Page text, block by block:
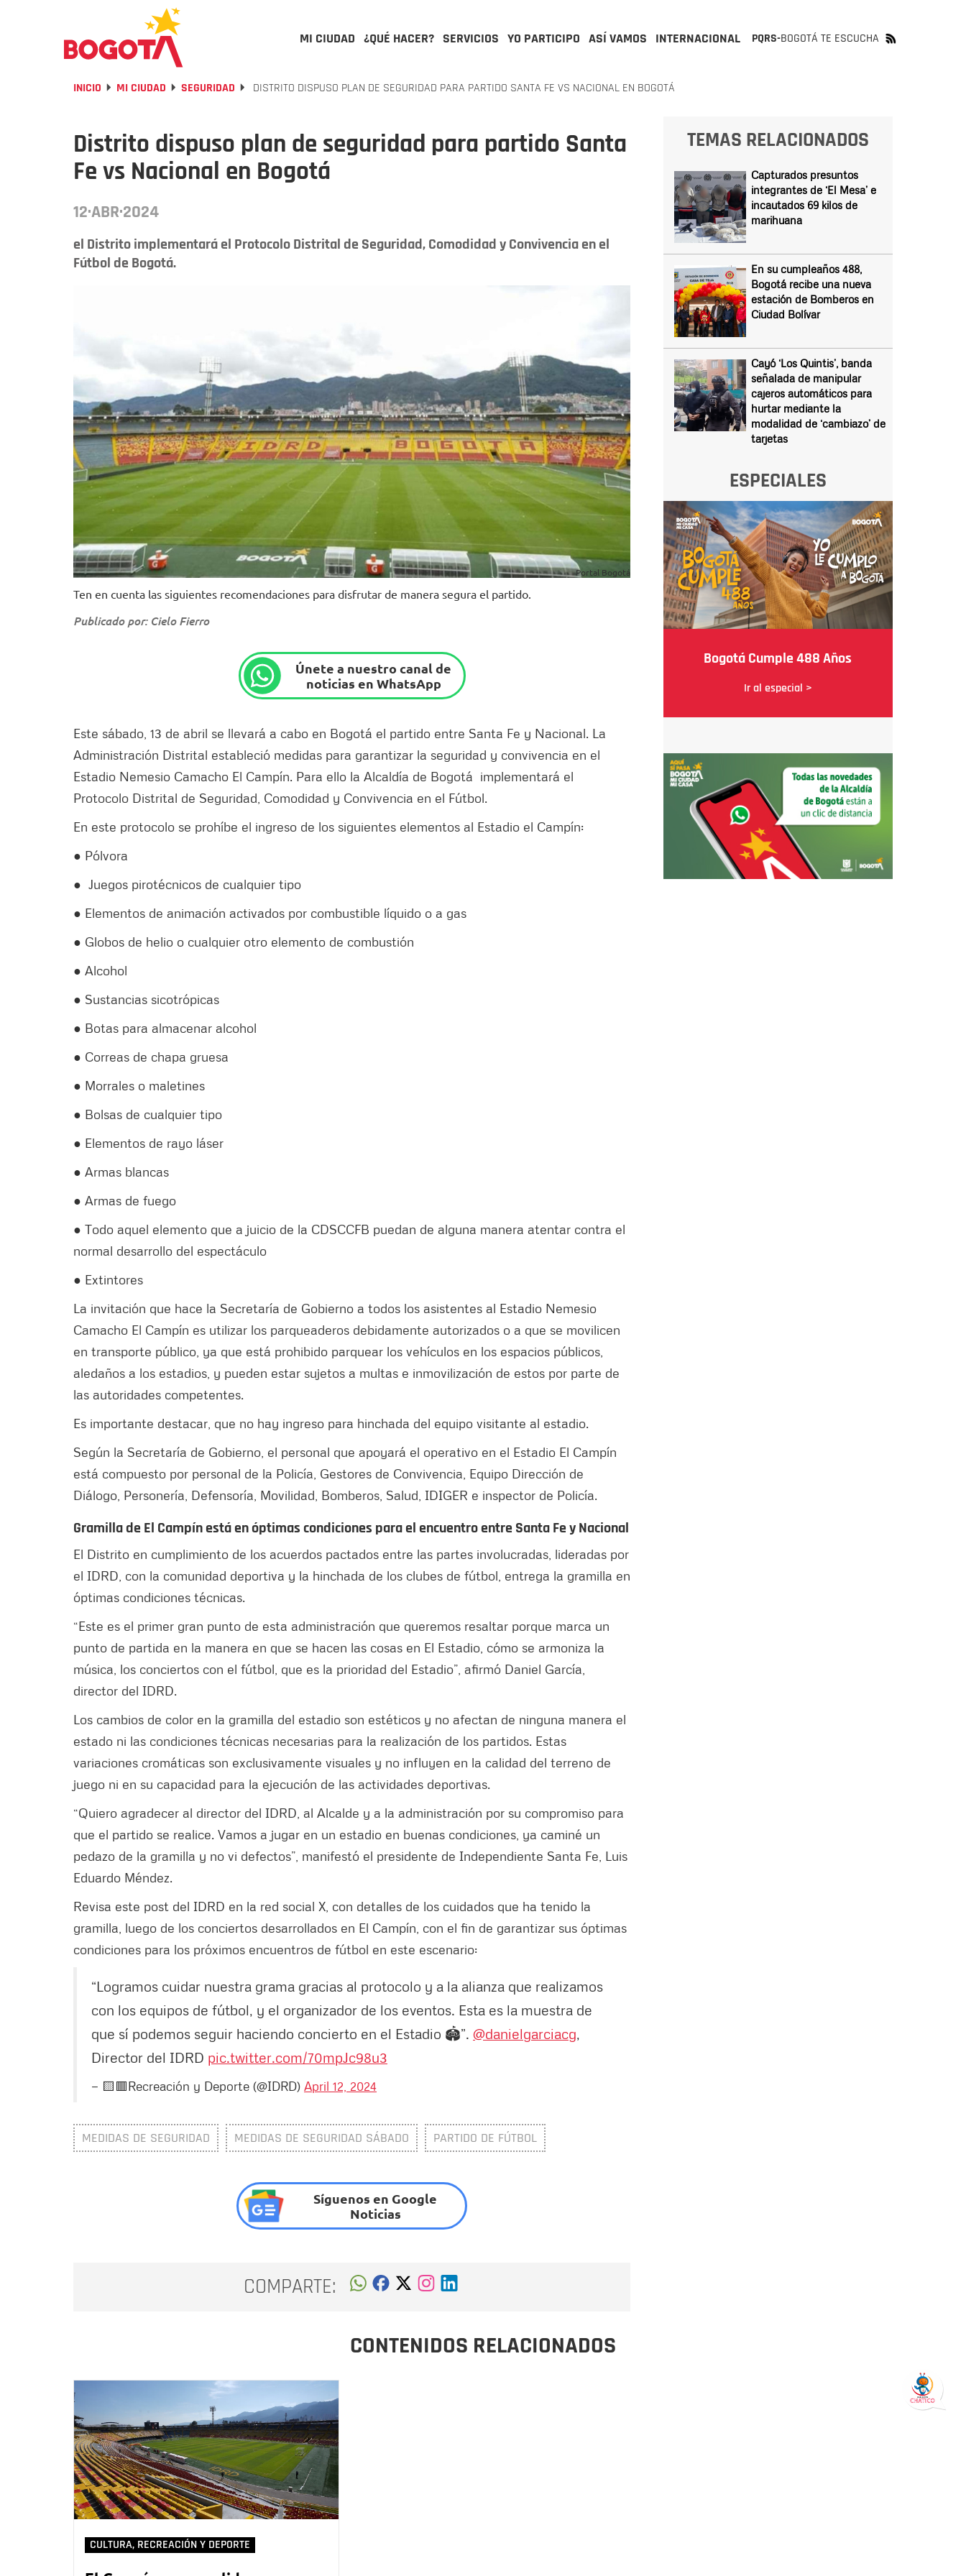
MI CIUDAD ¿QUÉ HACER? SERVICIOS YO PARTICIPO ASÍ VAMOS INTERNACIONAL PQRS-BOGOTÁ TE ESCUCHA
INICIO MI CIUDAD SEGURIDAD DISTRITO DISPUSO PLAN DE SEGURIDAD PARA PARTIDO SANTA FE VS NACIONAL EN BOGOTÁ
Distrito dispuso plan de seguridad para partido Santa
Fe vs Nacional en Bogotá
12·ABR·2024
el Distrito implementará el Protocolo Distrital de Seguridad, Comodidad y Convivencia en el
Fútbol de Bogotá.
Portal Bogotá
Ten en cuenta las siguientes recomendaciones para disfrutar de manera segura el partido.
Publicado por: Cielo Fierro
Únete a nuestro canal de
noticias en WhatsApp
Este sábado, 13 de abril se llevará a cabo en Bogotá el partido entre Santa Fe y Nacional. La
Administración Distrital estableció medidas para garantizar la seguridad y convivencia en el
Estadio Nemesio Camacho El Campín. Para ello la Alcaldía de Bogotá implementará el
Protocolo Distrital de Seguridad, Comodidad y Convivencia en el Fútbol.
En este protocolo se prohíbe el ingreso de los siguientes elementos al Estadio el Campín:
● Pólvora
● Juegos pirotécnicos de cualquier tipo
● Elementos de animación activados por combustible líquido o a gas
● Globos de helio o cualquier otro elemento de combustión
● Alcohol
● Sustancias sicotrópicas
● Botas para almacenar alcohol
● Correas de chapa gruesa
● Morrales o maletines
● Bolsas de cualquier tipo
● Elementos de rayo láser
● Armas blancas
● Armas de fuego
● Todo aquel elemento que a juicio de la CDSCCFB puedan de alguna manera atentar contra el
normal desarrollo del espectáculo
● Extintores
La invitación que hace la Secretaría de Gobierno a todos los asistentes al Estadio Nemesio
Camacho El Campín es utilizar los parqueaderos debidamente autorizados o a que se movilicen
en transporte público, ya que está prohibido parquear los vehículos en los espacios públicos,
aledaños a los estadios, y pueden estar sujetos a multas e inmovilización de estos por parte de
las autoridades competentes.
Es importante destacar, que no hay ingreso para hinchada del equipo visitante al estadio.
Según la Secretaría de Gobierno, el personal que apoyará el operativo en el Estadio El Campín
está compuesto por personal de la Policía, Gestores de Convivencia, Equipo Dirección de
Diálogo, Personería, Defensoría, Movilidad, Bomberos, Salud, IDIGER e inspector de Policía.
Gramilla de El Campín está en óptimas condiciones para el encuentro entre Santa Fe y Nacional
El Distrito en cumplimiento de los acuerdos pactados entre las partes involucradas, lideradas por
el IDRD, con la comunidad deportiva y la hinchada de los clubes de fútbol, entrega la gramilla en
óptimas condiciones técnicas.
“Este es el primer gran punto de esta administración que queremos resaltar porque marca un
punto de partida en la manera en que se hacen las cosas en El Estadio, cómo se armoniza la
música, los conciertos con el fútbol, que es la prioridad del Estadio”, afirmó Daniel García,
director del IDRD.
Los cambios de color en la gramilla del estadio son estéticos y no afectan de ninguna manera el
estado ni las condiciones técnicas necesarias para la realización de los partidos. Estas
variaciones cromáticas son exclusivamente visuales y no influyen en la calidad del terreno de
juego ni en su capacidad para la ejecución de las actividades deportivas.
“Quiero agradecer al director del IDRD, al Alcalde y a la administración por su compromiso para
que el partido se realice. Vamos a jugar en un estadio en buenas condiciones, ya caminé un
pedazo de la gramilla y no vi defectos”, manifestó el presidente de Independiente Santa Fe, Luis
Eduardo Méndez.
Revisa este post del IDRD en la red social X, con detalles de los cuidados que ha tenido la
gramilla, luego de los conciertos desarrollados en El Campín, con el fin de garantizar sus óptimas
condiciones para los próximos encuentros de fútbol en este escenario:
“Logramos cuidar nuestra grama gracias al protocolo y a la alianza que realizamos
con los equipos de fútbol, y el organizador de los eventos. Esta es la muestra de
que sí podemos seguir haciendo concierto en el Estadio 🏟️”. @danielgarciacg
Director del IDRD pic.twitter.com/70mpJc98u3
— 🟨🟥Recreación y Deporte (@IDRD) April 12, 2024
MEDIDAS DE SEGURIDAD MEDIDAS DE SEGURIDAD SÁBADO PARTIDO DE FÚTBOL
Síguenos en Google
Noticias
COMPARTE:
TEMAS RELACIONADOS
Capturados presuntos
integrantes de ‘El Mesa’ e
incautados 69 kilos de
marihuana
En su cumpleaños 488,
Bogotá recibe una nueva
estación de Bomberos en
Ciudad Bolívar
Cayó ‘Los Quintis’, banda
señalada de manipular
cajeros automáticos para
hurtar mediante la
modalidad de ‘cambiazo’ de
tarjetas
ESPECIALES
Bogotá Cumple 488 Años
Ir al especial >
CONTENIDOS RELACIONADOS
CULTURA, RECREACIÓN Y DEPORTE